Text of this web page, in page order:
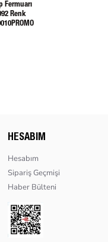
Fermuarı
Renk
HESABIM
Hesabım
Sipariş Geçmişi
Haber Bülteni